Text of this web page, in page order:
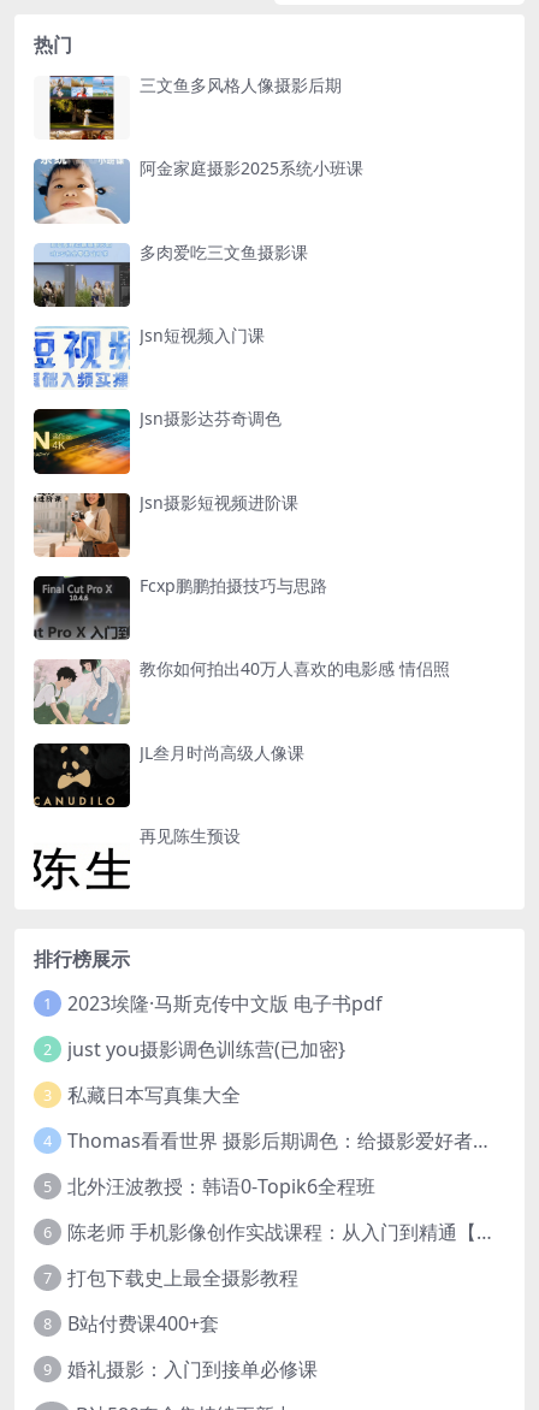
热门
三文鱼多风格人像摄影后期
阿金家庭摄影2025系统小班课
多肉爱吃三文鱼摄影课
Jsn短视频入门课
Jsn摄影达芬奇调色
Jsn摄影短视频进阶课
Fcxp鹏鹏拍摄技巧与思路
教你如何拍出40万人喜欢的电影感 情侣照
JL叁月时尚高级人像课
再见陈生预设
排行榜展示
1 2023埃隆·马斯克传中文版 电子书pdf
2 just you摄影调色训练营(已加密}
3 私藏日本写真集大全
4 Thomas看看世界 摄影后期调色：给摄影爱好者的色彩课 网盘下载
5 北外汪波教授：韩语0-Topik6全程班
6 陈老师 手机影像创作实战课程：从入门到精通【完结】
7 打包下载史上最全摄影教程
8 B站付费课400+套
9 婚礼摄影：入门到接单必修课